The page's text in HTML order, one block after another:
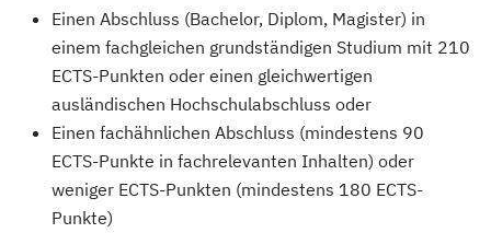
Einen Abschluss (Bachelor, Diplom, Magister) in
einem fachgleichen grundständigen Studium mit 210
ECTS-Punkten oder einen gleichwertigen
ausländischen Hochschulabschluss oder
Einen fachähnlichen Abschluss (mindestens 90
ECTS-Punkte in fachrelevanten Inhalten) oder
weniger ECTS-Punkten (mindestens 180 ECTS-
Punkte)